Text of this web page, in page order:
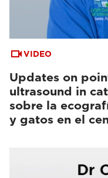
VIDEO
Updates on
ultrasound in
sobre la
y gatos en el